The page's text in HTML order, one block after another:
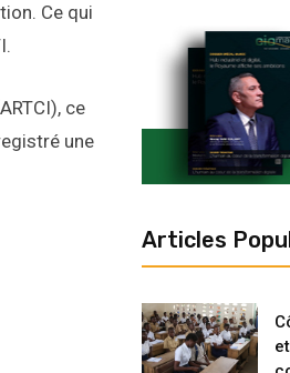
Ce qui
ce
une
Articles